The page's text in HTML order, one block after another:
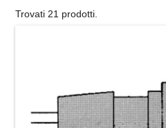
Trovati 21 prodotti.